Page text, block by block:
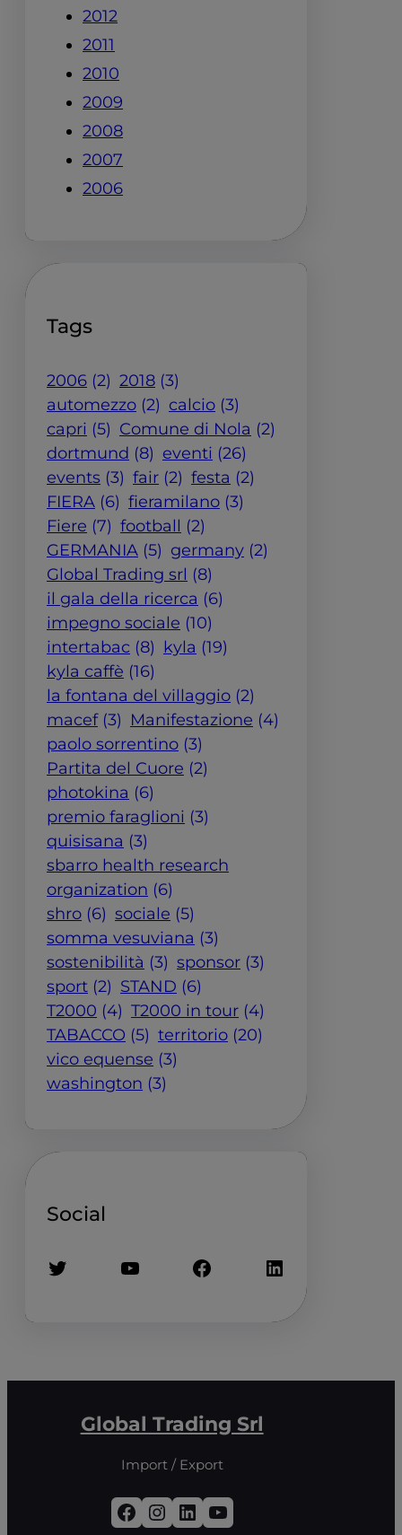
2012
2011
2010
2009
2008
2007
2006
Tags
2006 (2) 2018 (3)
automezzo (2) calcio (3)
capri (5) Comune di Nola (2)
dortmund (8) eventi (26)
events (3) fair (2) festa (2)
FIERA (6) fieramilano (3)
Fiere (7) football (2)
GERMANIA (5) germany (2)
Global Trading srl (8)
il gala della ricerca (6)
impegno sociale (10)
intertabac (8) kyla (19)
kyla caffè (16)
la fontana del villaggio (2)
macef (3) Manifestazione (4)
paolo sorrentino (3)
Partita del Cuore (2)
photokina (6)
premio faraglioni (3)
quisisana (3)
sbarro health research
organization (6)
shro (6) sociale (5)
somma vesuviana (3)
sostenibilità (3) sponsor (3)
sport (2) STAND (6)
T2000 (4) T2000 in tour (4)
TABACCO (5) territorio (20)
vico equense (3)
washington (3)
Social
Twitter YouTube Facebook LinkedIn
Global Trading Srl
Import / Export
Facebook Instagram LinkedIn YouTube